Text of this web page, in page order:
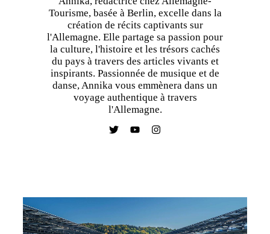
Tourisme, basée à Berlin, excelle dans la
création de récits captivants sur
l'Allemagne. Elle partage sa passion pour
la culture, l'histoire et les trésors cachés
du pays à travers des articles vivants et
inspirants. Passionnée de musique et de
danse, Annika vous emmènera dans un
voyage authentique à travers
l'Allemagne.